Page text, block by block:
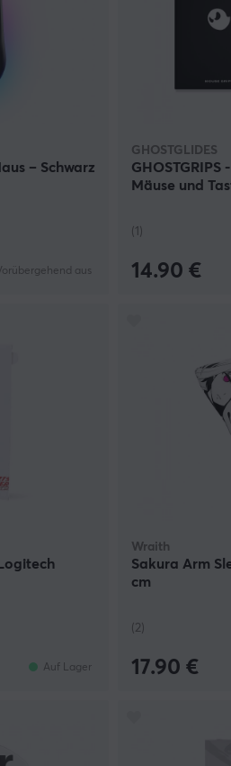
– Schwarz
aus
GHOSTGLIDES
Mäuse und
(1)
14.90 €
Auf Lager
Wraith
Sakura Arm
cm
(2)
17.90 €